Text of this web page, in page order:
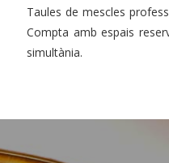
Taules de mescles
Compta amb espais
simultània.